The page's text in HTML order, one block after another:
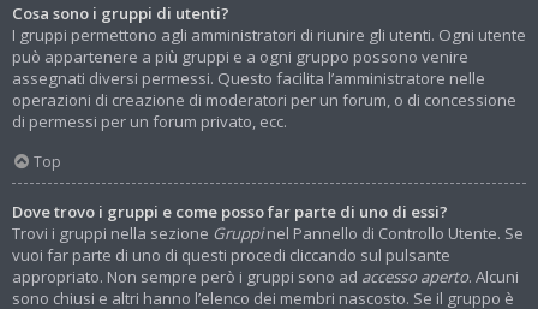
Cosa sono i gruppi di utenti?
I gruppi permettono agli amministratori di riunire gli utenti. Ogni utente
può appartenere a più gruppi e a ogni gruppo possono venire
assegnati diversi permessi. Questo facilita l’amministratore nelle
operazioni di creazione di moderatori per un forum, o di concessione
di permessi per un forum privato, ecc.
Top
Dove trovo i gruppi e come posso far parte di uno di essi?
Trovi i gruppi nella sezione Gruppinel Pannello di Controllo Utente. Se
vuoi far parte di uno di questi procedi cliccando sul pulsante
appropriato. Non sempre però i gruppi sono ad accesso aperto. Alcuni
sono chiusi e altri hanno l’elenco dei membri nascosto. Se il gruppo è